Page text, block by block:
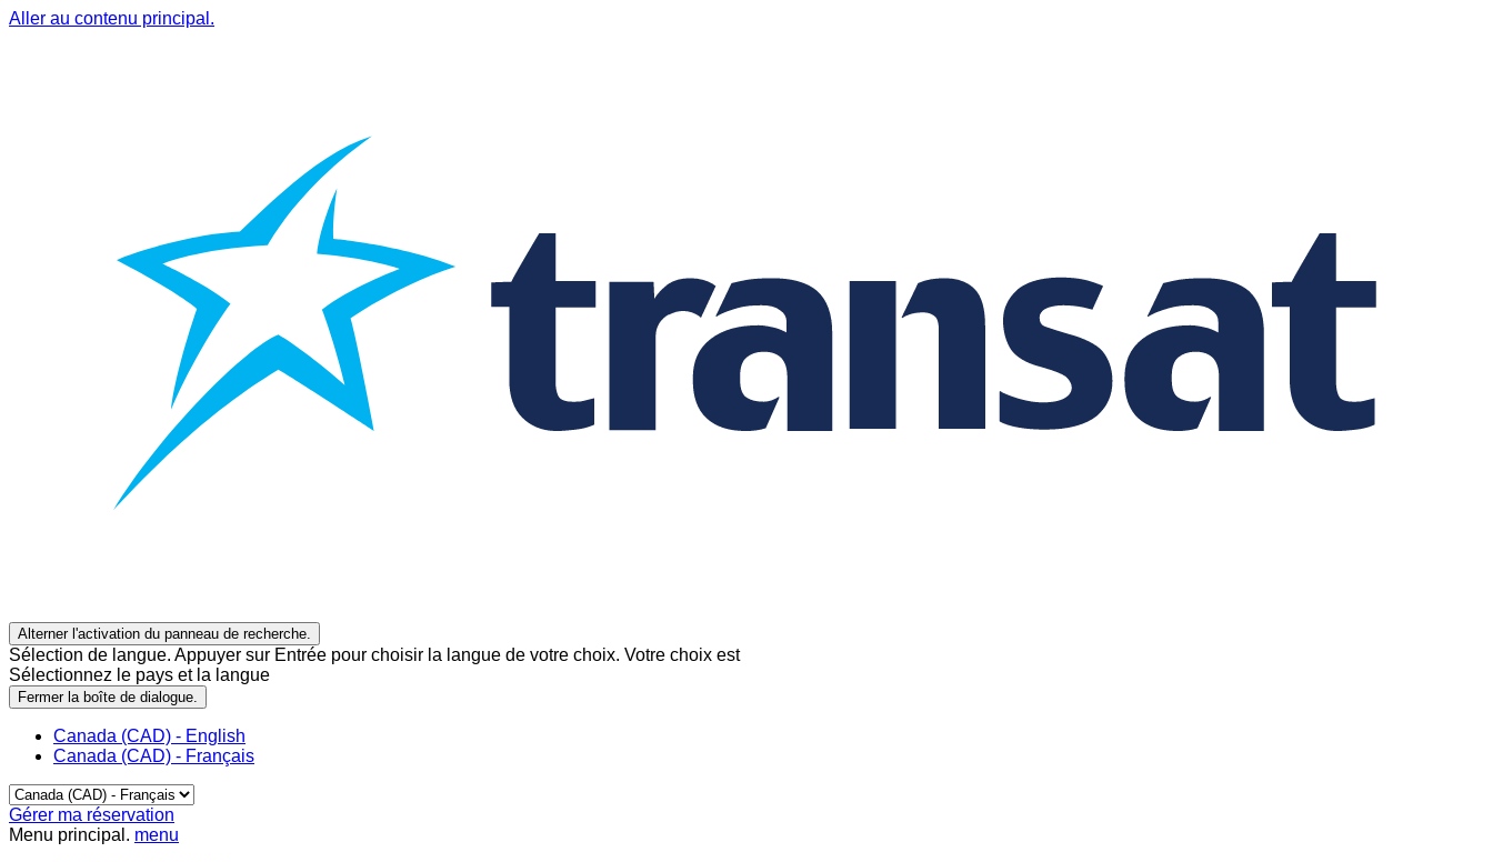
Aller au contenu principal.
Alterner l'activation du panneau de recherche.
Sélection de langue. Appuyer sur Entrée pour choisir la langue de votre choix. Votre choix est
Sélectionnez le pays et la langue
Fermer la boîte de dialogue.
Canada (CAD) - English
Canada (CAD) - Français
Gérer ma réservation
Menu principal. menu